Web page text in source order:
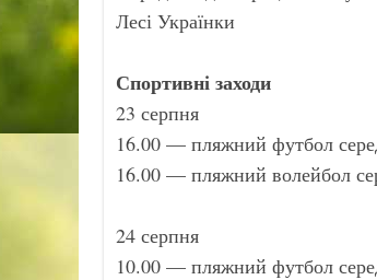
Лесі Українки
Спортивні заходи
23 серпня
16.00 — пляжний футбол
16.00 — пляжний волейбол
24 серпня
10.00 — пляжний футбол